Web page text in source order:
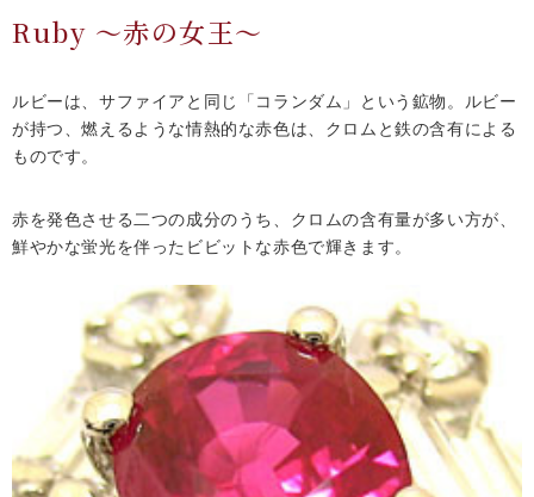
Ruby ～赤の女王～
ルビーは、サファイアと同じ「コランダム」という鉱物。ルビー
が持つ、燃えるような情熱的な赤色は、クロムと鉄の含有による
ものです。
赤を発色させる二つの成分のうち、クロムの含有量が多い方が、
鮮やかな蛍光を伴ったビビットな赤色で輝きます。